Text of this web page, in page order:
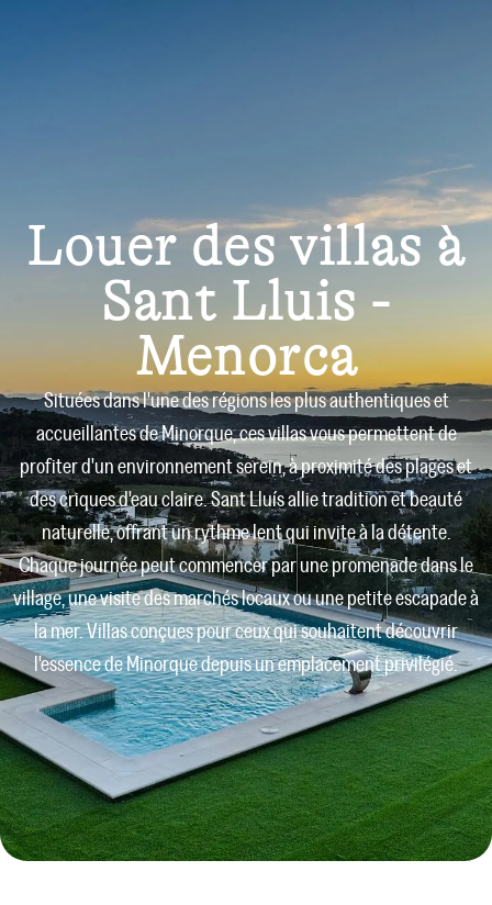
Louer des villas à
Sant Lluis -
Menorca
Situées dans l'une des régions les plus authentiques et
accueillantes de Minorque, ces villas vous permettent de
profiter d'un environnement serein, à proximité des plages et
des criques d'eau claire. Sant Lluís allie tradition et beauté
naturelle, offrant un rythme lent qui invite à la détente.
Chaque journée peut commencer par une promenade dans le
village, une visite des marchés locaux ou une petite escapade à
la mer. Villas conçues pour ceux qui souhaitent découvrir
l'essence de Minorque depuis un emplacement privilégié.